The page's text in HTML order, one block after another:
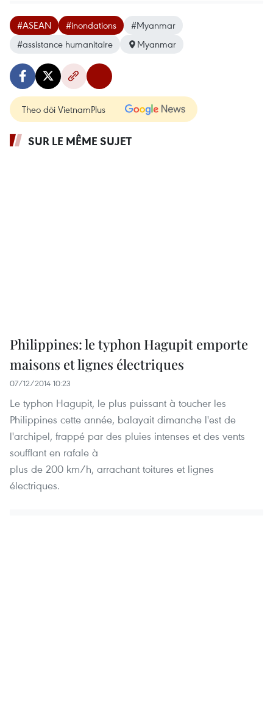
#ASEAN #inondations
#Myanmar
#assistance humanitaire
Myanmar
Theo dõi VietnamPlus
SUR LE MÊME SUJET
Philippines: le typhon Hagupit emporte
maisons et lignes électriques
07/12/2014 10:23
Le typhon Hagupit, le plus puissant à toucher les
Philippines cette année, balayait dimanche l'est de
l'archipel, frappé par des pluies intenses et des vents
soufflant en rafale à
plus de 200 km/h, arrachant toitures et lignes
électriques.